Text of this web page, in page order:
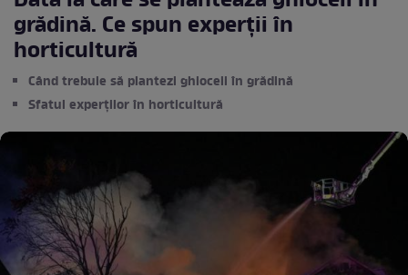
grădină. Ce spun experții în
horticultură
Când trebuie să plantezi ghioceii în grădină
Sfatul experților în horticultură